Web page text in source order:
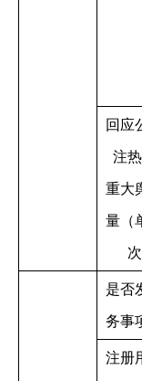
回应
注
重大
量（
次
是否
务事
注册